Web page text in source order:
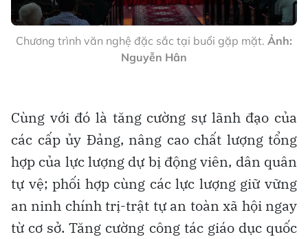
Chương trình văn nghệ đặc sắc tại buổi gặp mặt. Ảnh:
Nguyễn Hân
Cùng với đó là tăng cường sự lãnh đạo của
các cấp ủy Đảng, nâng cao chất lượng tổng
hợp của lực lượng dự bị động viên, dân quân
tự vệ; phối hợp cùng các lực lượng giữ vững
an ninh chính trị-trật tự an toàn xã hội ngay
từ cơ sở. Tăng cường công tác giáo dục quốc